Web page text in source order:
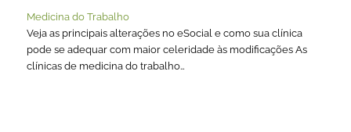
Medicina do Trabalho
Veja as principais alterações no eSocial e como sua clínica
pode se adequar com maior celeridade às modificações As
clínicas de medicina do trabalho…